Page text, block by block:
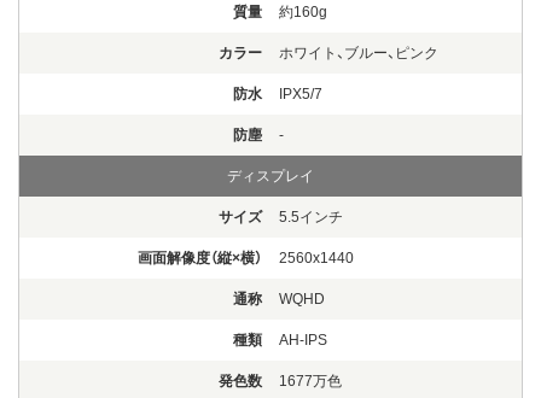
質量 約160g
カラー ホワイト、ブルー、ピンク
防水 IPX5/7
防塵 -
ディスプレイ
サイズ 5.5インチ
画面解像度（縦×横） 2560x1440
通称 WQHD
種類 AH-IPS
発色数 1677万色